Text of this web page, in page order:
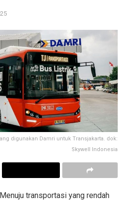
digunakan Damri untuk Transjakarta. dok:
Skywell Indonesia
transportasi yang rendah